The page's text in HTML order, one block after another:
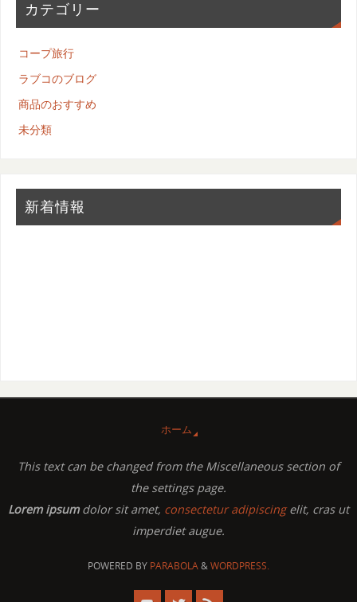
カテゴリー
コープ旅行
ラブコのブログ
商品のおすすめ
未分類
新着情報
ホーム
This text can be changed from the Miscellaneous section of
the settings page.
Lorem ipsumdolor sit amet, consectetur adipiscingelit, cras ut
imperdiet augue.
POWERED BY PARABOLA&WORDPRESS.